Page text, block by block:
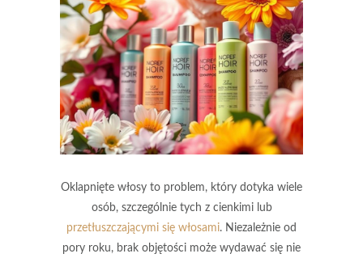
Oklapnięte włosy to problem, który dotyka wiele
osób, szczególnie tych z cienkimi lub
przetłuszczającymi się włosami. Niezależnie od
pory roku, brak objętości może wydawać się nie